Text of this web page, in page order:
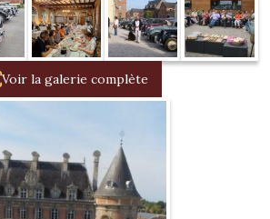
Evolution 11 –
1945/1952
Evolution 11 –
La 15/6 G –
1938/1947
Voir la galerie complète